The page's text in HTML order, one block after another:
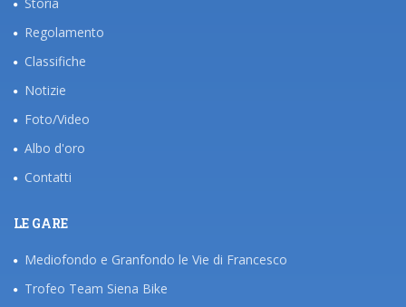
Regolamento
Classifiche
Notizie
Foto/Video
Albo d'oro
Contatti
LE GARE
Mediofondo e Granfondo le Vie di Francesco
Trofeo Team Siena Bike